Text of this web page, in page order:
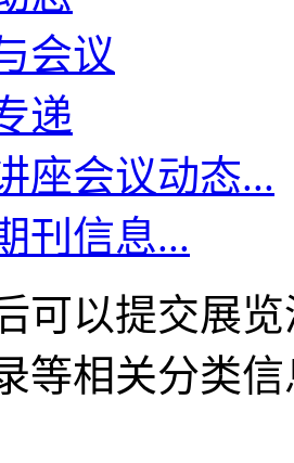
会议
递
座会议动态...
刊信息...
可以提交展
等相关分类